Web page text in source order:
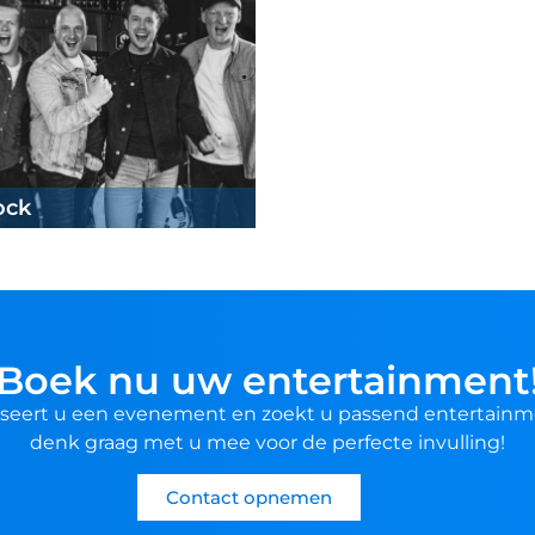
Boek nu uw
u een evenement en zoekt u passend
denk graag met u mee voor de perfecte invulling!
Contact opnemen